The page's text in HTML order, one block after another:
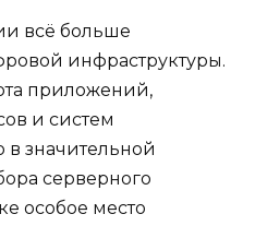
всё больше
инфраструктуры.
приложений,
и систем
в значительной
серверного
особое место